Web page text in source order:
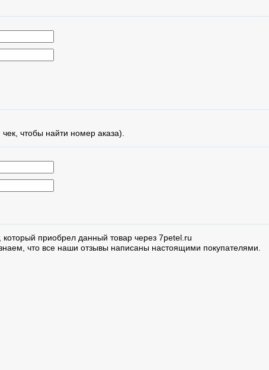
чтобы найти номер аказа).
который приобрел данный товар через 7petel.ru
что все наши отзывы написаны настоящими покупателями.